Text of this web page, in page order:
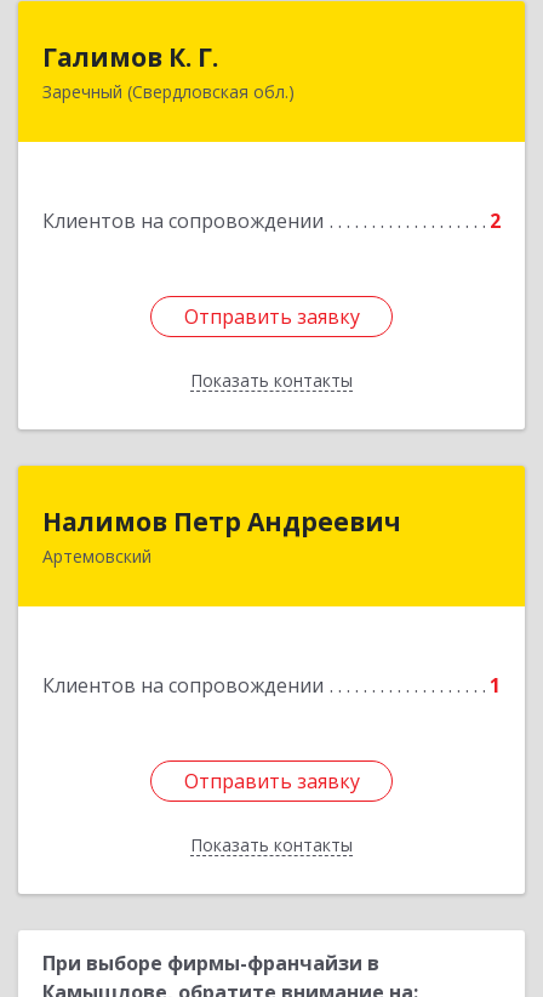
Галимов К. Г.
Заречный (Свердловская обл.)
Клиентов на сопровождении 2
Отправить заявку
Показать контакты
Свердловская обл, г. Заречный, ул. Кузнецова,
Отправить заявку
Назад
Налимов Петр Андреевич
Артемовский
Клиентов на сопровождении 1
Отправить заявку
Показать контакты
623780, Свердловская обл, Артемовский г,
Отправить заявку
Назад
При выборе фирмы-франчайзи в